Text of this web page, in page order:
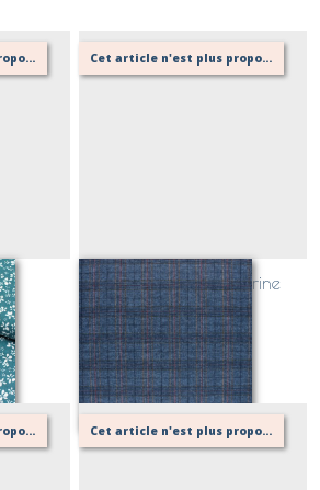
Cet article n'est plus proposé, retournez au menu principal ou contactez moi! Cet article n'est plus proposé, retournez au menu principal ou contactez moi!
WEXFORD bleu marine
Sur demande
Cet article n'est plus proposé, retournez au menu principal ou contactez moi! Cet article n'est plus proposé, retournez au menu principal ou contactez moi!